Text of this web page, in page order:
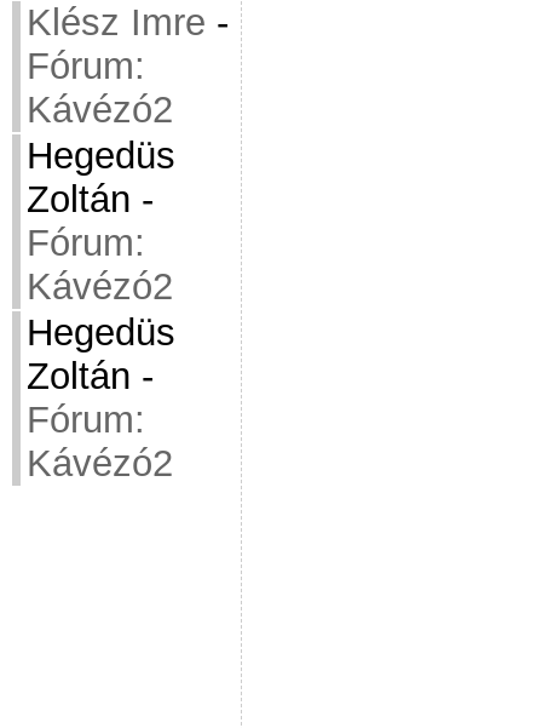
Klész Imre -
Fórum:
Kávézó2
Hegedüs
Zoltán -
Fórum:
Kávézó2
Hegedüs
Zoltán -
Fórum:
Kávézó2